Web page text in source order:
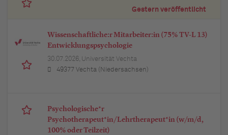
Gestern veröffentlicht
Wissenschaftliche:r Mitarbeiter:in (75% TV-L 13)
Entwicklungspsychologie
30.07.2026, Universität Vechta
49377 Vechta (Niedersachsen)
Psychologische*r
Psychotherapeut*in/Lehrtherapeut*in (w/m/d,
100% oder Teilzeit)